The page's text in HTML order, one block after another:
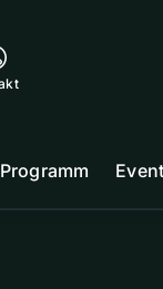
Programm